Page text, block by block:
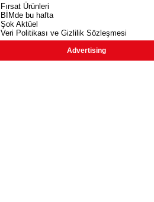
Fırsat Ürünleri
BİMde bu hafta
Şok Aktüel
Veri Politikası ve Gizlilik Sözleşmesi
Advertising